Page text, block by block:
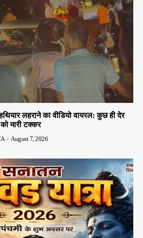
लहराने का वीडियो वायरल: कुछ ही देर
मारी टक्कर
- August 7, 2026